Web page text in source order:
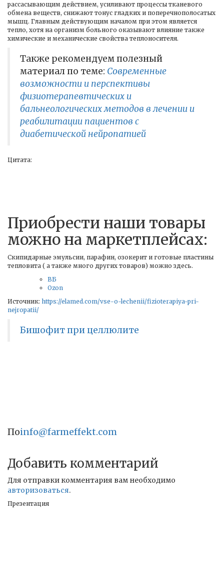
рассасывающим действием, усиливают процессы тканевого
обмена веществ, снижают тонус гладких и поперечнополосатых
мышц. Главным действующим началом при этом является
тепло, хотя на организм больного оказывают влияние также
химические и механические свойства теплоносителя.
Также рекомендуем полезный
материал по теме: Современные
возможности и перспективы
физиотерапевтических и
бальнеологических методов в лечении и
реабилитации пациентов с
диабетической нейропатией
Цитата:
Приобрести наши товары
можно на маркетплейсах:
Скипидарные эмульсии, парафин, озокерит и готовые пластины
тепловита ( а также много других товаров) можно здесь.
ВБ
Ozon
Источник: https://elamed.com/vse-o-lechenii/fizioterapiya-pri-
nejropatii/
Бишофит при целлюлите
Поinfo@farmeffekt.com
Добавить комментарий
Для отправки комментария вам необходимо
авторизоваться.
Презентация